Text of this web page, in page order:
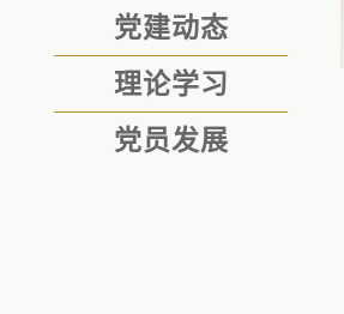
党建动态
理论学习
党员发展